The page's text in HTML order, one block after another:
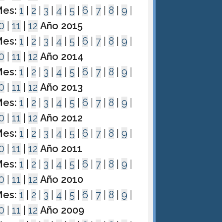
1 2 3 4 5 |6 7 |8 |9
|11 |12 Año 2015
1 2 3 4 5 |6 7 |8 |9
|11 |12 Año 2014
1 2 3 4 5 |6 7 |8 |9
|11 |12 Año 2013
1 2 3 4 5 |6 7 |8 |9
|11 |12 Año 2012
1 2 3 4 5 |6 7 |8 |9
|11 |12 Año 2011
1 2 3 4 5 |6 7 |8 |9
|11 |12 Año 2010
1 2 3 4 5 |6 7 |8 |9
|11 |12 Año 2009